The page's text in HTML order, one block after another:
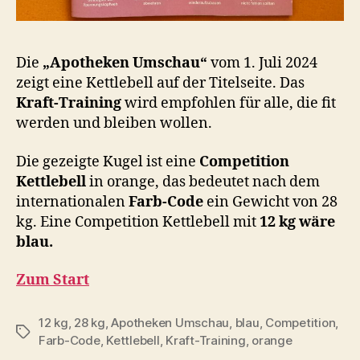
Die „Apotheken Umschau“ vom 1. Juli 2024
zeigt eine Kettlebell auf der Titelseite. Das
Kraft-Trainingwird empfohlen für alle, die fit
werden und bleiben wollen.
Die gezeigte Kugel ist eine Competition
Kettlebellin orange, das bedeutet nach dem
internationalenFarb-Code ein Gewicht von 28
kg. Eine Competition Kettlebell mit12 kg wäre
blau.
Zum Start
Schlagwörter
12 kg, 28 kg,Apotheken Umschau, blau, Competition,
Farb-Code, Kettlebell, Kraft-Training, orange